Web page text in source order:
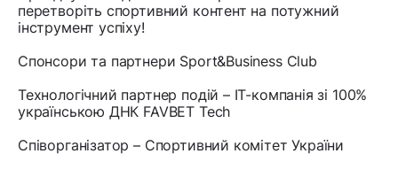
перетворіть спортивний контент на потужний
інструмент успіху!
Спонсори та партнери Sport&Business Club
Технологічний партнер подій – IT-компанія зі 100%
українською ДНК FAVBET Tech
Співорганізатор – Спортивний комітет України